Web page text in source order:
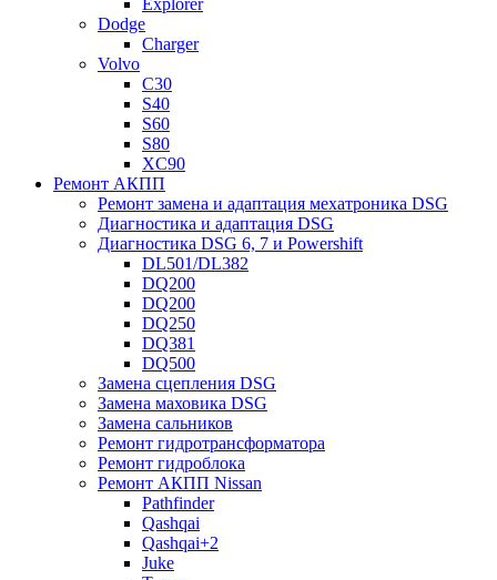
Explorer
Dodge
Charger
Volvo
С30
S40
S60
S80
XC90
Ремонт АКПП
Ремонт замена и адаптация мехатроника DSG
Диагностика и адаптация DSG
Диагностика DSG 6, 7 и Powershift
DL501/DL382
DQ200
DQ200
DQ250
DQ381
DQ500
Замена сцепления DSG
Замена маховика DSG
Замена сальников
Ремонт гидротрансформатора
Ремонт гидроблока
Ремонт АКПП Nissan
Pathfinder
Qashqai
Qashqai+2
Juke